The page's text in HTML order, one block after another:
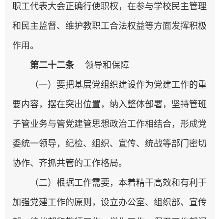
职工代表大会正确行使职权，在参与学校民主管理
和民主监督、维护教职工合法权益等方面发挥积极
作用。
第二十二条 领导和保障
（一）要把基层党组织建设作为党建工作的重
要内容，摆在突出位置，纳入整体部署，坚持管班
子管业务与管党建管思想政治工作相结合，形成党
委统一领导，纪检、组织、宣传、统战等部门密切
协作、齐抓共管的工作格局。
（二）根据工作需要，本着精干高效和有利于
加强党建工作的原则，设立办公室、组织部、宣传